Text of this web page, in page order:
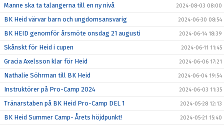
Manne ska ta talangerna till en ny nivå 2024-08-03 08:00
BK Heid värvar barn och ungdomsansvarig 2024-06-30 08:54
BK HEID genomför årsmöte onsdag 21 augusti 2024-06-14 18:39
Skånskt för Heid i cupen 2024-06-11 11:45
Gracia Axelsson klar för Heid 2024-06-06 17:21
Nathalie Söhrman till BK Heid 2024-06-04 19:54
Instruktörer på Pro-Camp 2024 2024-06-03 11:35
Tränarstaben på BK Heid Pro-Camp DEL 1 2024-05-28 12:13
BK Heid Summer Camp- Årets höjdpunkt! 2024-05-21 15:40